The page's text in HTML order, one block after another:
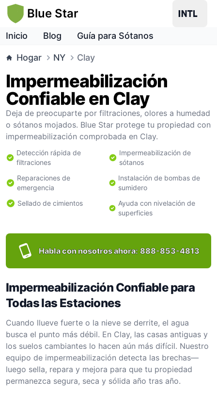
Blue Star
Inicio Blog Guía para Sótanos
Hogar NY Clay
Impermeabilización
Confiable en Clay
Deja de preocuparte por filtraciones, olores a humedad
o sótanos mojados. Blue Star protege tu propiedad con
impermeabilización comprobada en Clay.
Detección rápida de
filtraciones
Impermeabilización de
sótanos
Reparaciones de
emergencia
Instalación de bombas de
sumidero
Sellado de cimientos
Ayuda con nivelación de
superficies
Habla con nosotros ahora: 888-853-4813
Impermeabilización Confiable para
Todas las Estaciones
Cuando llueve fuerte o la nieve se derrite, el agua
busca el punto más débil. En Clay, las casas antiguas y
los suelos cambiantes lo hacen aún más difícil. Nuestro
equipo de impermeabilización detecta las brechas—
luego sella, repara y mejora para que tu propiedad
permanezca segura, seca y sólida año tras año.